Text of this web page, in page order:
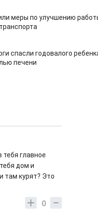
меры по улучшению
спасли годовалого
печени
главное
дом и
там курят? Это
0